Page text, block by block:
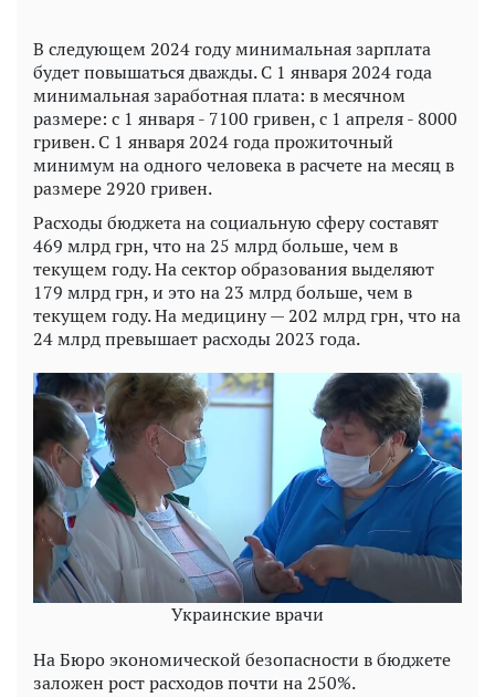
В следующем 2024 году минимальная зарплата
будет повышаться дважды. С 1 января 2024 года
минимальная заработная плата: в месячном
размере: с 1 января - 7100 гривен, с 1 апреля - 8000
гривен. С 1 января 2024 года прожиточный
минимум на одного человека в расчете на месяц в
размере 2920 гривен.
Расходы бюджета на социальную сферу составят
469 млрд грн, что на 25 млрд больше, чем в
текущем году. На сектор образования выделяют
179 млрд грн, и это на 23 млрд больше, чем в
текущем году. На медицину — 202 млрд грн, что на
24 млрд превышает расходы 2023 года.
Украинские врачи
На Бюро экономической безопасности в бюджете
заложен рост расходов почти на 250%.